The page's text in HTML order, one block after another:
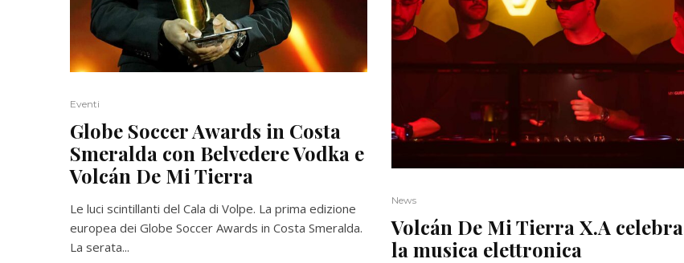
Eventi
Globe Soccer Awards in Costa
Smeralda con Belvedere Vodka e
Volcán De Mi Tierra
Le luci scintillanti del Cala di Volpe. La prima edizione
europea dei Globe Soccer Awards in Costa Smeralda.
La serata...
News
Volcán De Mi Tierra X.A celebra
la musica elettronica